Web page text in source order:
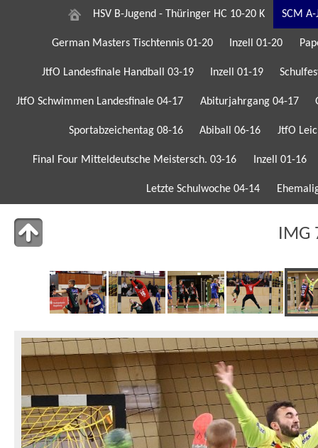
HSV B-Jugend - Thüringer HC 10-20 K SCM
German Masters Tischtennis 01-20 Inzell 01-20
JtfO Landesfinale Handball 03-19 Inzell 01-19
JtfO Schwimmen Landesfinale 04-17 Abiturjahrgang 04-17
Sportabzeichentag 08-16 Abiball 06-16 JtfO
Final Four Mitteldeutsche Meistersch. 03-16 Inzell 01-16
Letzte Schulwoche 04-14
IMG